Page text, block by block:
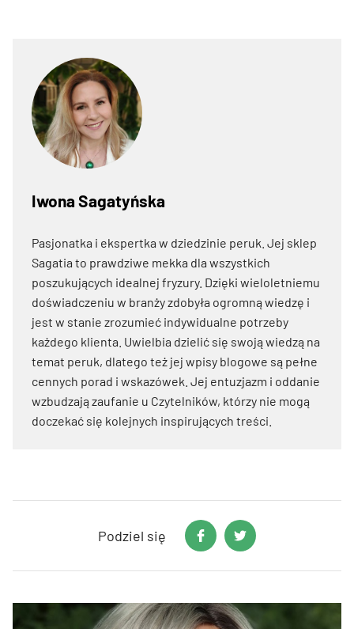
Iwona Sagatyńska
Pasjonatka i ekspertka w dziedzinie peruk. Jej sklep
Sagatia to prawdziwe mekka dla wszystkich
poszukujących idealnej fryzury. Dzięki wieloletniemu
doświadczeniu w branży zdobyła ogromną wiedzę i
jest w stanie zrozumieć indywidualne potrzeby
każdego klienta. Uwielbia dzielić się swoją wiedzą na
temat peruk, dlatego też jej wpisy blogowe są pełne
cennych porad i wskazówek. Jej entuzjazm i oddanie
wzbudzają zaufanie u Czytelników, którzy nie mogą
doczekać się kolejnych inspirujących treści.
Podziel się